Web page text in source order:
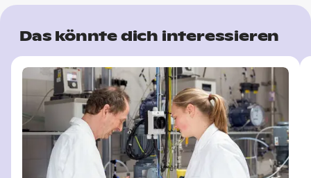
Das könnte dich interessieren